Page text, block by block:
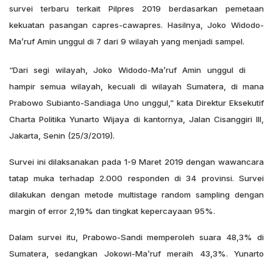
survei terbaru terkait Pilpres 2019 berdasarkan pemetaan
kekuatan pasangan capres-cawapres. Hasilnya, Joko Widodo-
Ma’ruf Amin unggul di 7 dari 9 wilayah yang menjadi sampel.
“Dari segi wilayah, Joko Widodo-Ma’ruf Amin unggul di
hampir semua wilayah, kecuali di wilayah Sumatera, di mana
Prabowo Subianto-Sandiaga Uno unggul,” kata Direktur Eksekutif
Charta Politika Yunarto Wijaya di kantornya, Jalan Cisanggiri III,
Jakarta, Senin (25/3/2019).
Survei ini dilaksanakan pada 1-9 Maret 2019 dengan wawancara
tatap muka terhadap 2.000 responden di 34 provinsi. Survei
dilakukan dengan metode multistage random sampling dengan
margin of error 2,19% dan tingkat kepercayaan 95%.
Dalam survei itu, Prabowo-Sandi memperoleh suara 48,3% di
Sumatera, sedangkan Jokowi-Ma’ruf meraih 43,3%. Yunarto